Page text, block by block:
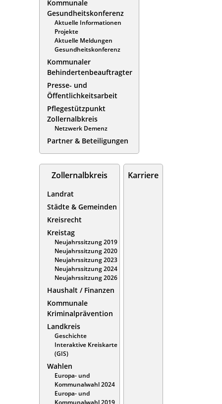
Kommunale
Gesundheitskonferenz
Aktuelle Informationen
Projekte
Aktuelle Meldungen
Gesundheitskonferenz
Kommunaler
Behindertenbeauftragter
Presse- und
Öffentlichkeitsarbeit
Pflegestützpunkt
Zollernalbkreis
Netzwerk Demenz
Partner & Beteiligungen
Zollernalbkreis
Landrat
Städte & Gemeinden
Kreisrecht
Kreistag
Neujahrssitzung 2019
Neujahrssitzung 2020
Neujahrssitzung 2023
Neujahrssitzung 2024
Neujahrssitzung 2026
Haushalt / Finanzen
Kommunale
Kriminalprävention
Landkreis
Geschichte
Interaktive Kreiskarte
(GIS)
Wahlen
Europa- und
Kommunalwahl 2024
Europa- und
Kommunalwahl 2019
Karriere